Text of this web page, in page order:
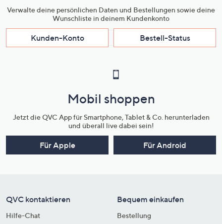
Verwalte deine persönlichen Daten und Bestellungen sowie deine
Wunschliste in deinem Kundenkonto
Kunden-Konto Bestell-Status
Mobil shoppen
Jetzt die QVC App für Smartphone, Tablet & Co. herunterladen
und überall live dabei sein!
Für Apple Für Android
QVC kontaktieren
Hilfe-Chat
Bequem einkaufen
Bestellung